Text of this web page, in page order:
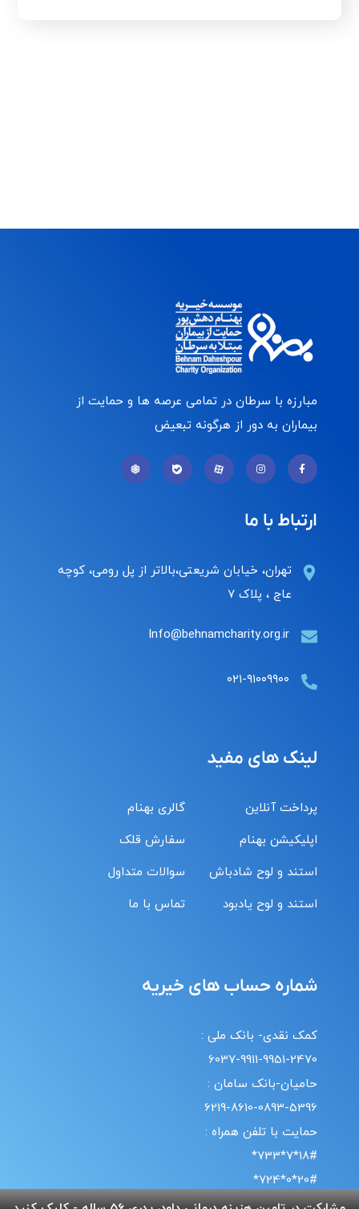
مبارزه با سرطان در تمامی عرصه ها و حمایت از
بیماران به دور از هرگونه تبعیض
ارتباط با ما
تهران، خیابان شریعتی،بالاتر از پل رومی، کوچه
عاج ، پلاک ۷
Info@behnamcharity.org.ir
۰۲۱-۹۱۰۰۹۹۰۰
لینک های مفید
پرداخت آنلاین
اپلیکیشن بهنام
استند و لوح شادباش
استند و لوح یادبود
گالری بهنام
سفارش قلک
سوالات متداول
تماس با ما
شماره حساب های خیریه
کمک نقدی- بانک ملی :
6037-9911-9951-2470
حامیان-بانک سامان :
6219-8610-0893-5396
حمایت با تلفن همراه :
18#*7*733*
20#*0*724*